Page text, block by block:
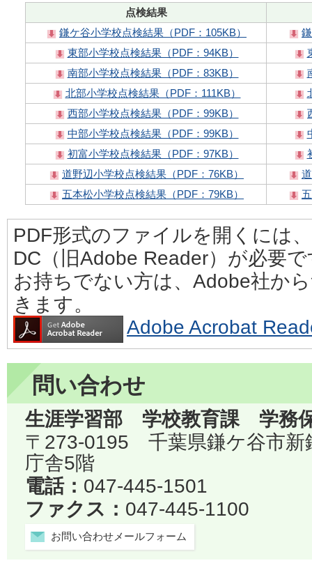
点検結果
鎌ケ谷小学校点検結果（PDF：105KB）
東部小学校点検結果（PDF：94KB）
南部小学校点検結果（PDF：83KB）
北部小学校点検結果（PDF：111KB）
西部小学校点検結果（PDF：99KB）
中部小学校点検結果（PDF：99KB）
初富小学校点検結果（PDF：97KB）
道野辺小学校点検結果（PDF：76KB）
五本松小学校点検結果（PDF：79KB）
PDF形式のファイルを開くには
DC（旧Adobe Reader）が必要
お持ちでない方は、Adobe社か
きます。
Adobe Acrobat
問い合わせ
生涯学習部 学校教育課 学務
〒273-0195 千葉県鎌ケ谷市
庁舎5階
電話： 047-445-1501
ファクス： 047-445-1100
お問い合わせメールフォーム